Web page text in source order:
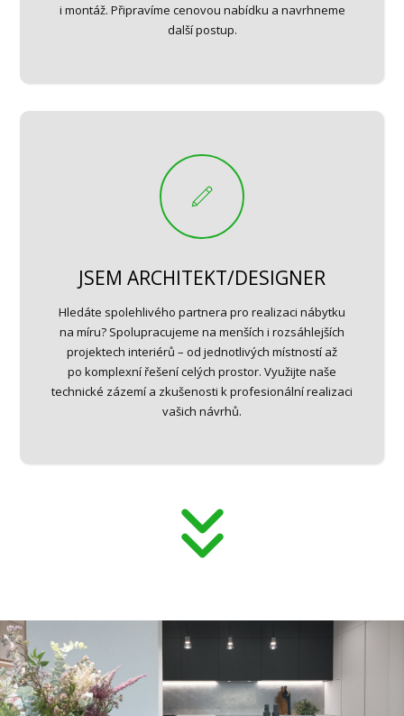
i montáž. Připravíme cenovou nabídku a navrhneme
další postup.
JSEM ARCHITEKT/DESIGNER
Hledáte spolehlivého partnera pro realizaci nábytku
na míru? Spolupracujeme na menších i rozsáhlejších
projektech interiérů – od jednotlivých místností až
po komplexní řešení celých prostor. Využijte naše
technické zázemí a zkušenosti k profesionální realizaci
vašich návrhů.